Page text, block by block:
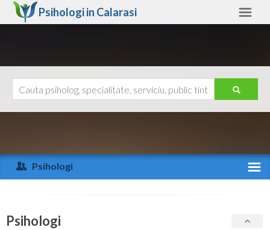
Psihologi in Calarasi
Arad
Arges
Ajutor
Psihologi
Specialitati
Psihologi